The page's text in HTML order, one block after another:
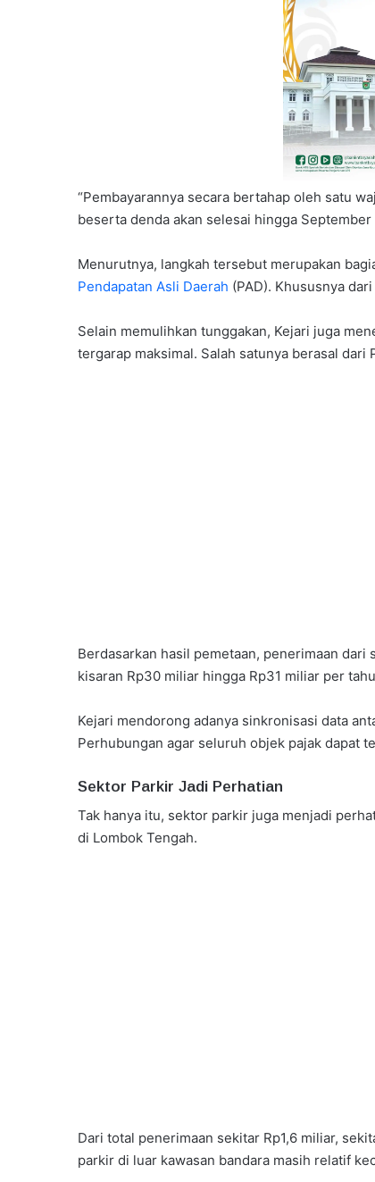
“Pembayarannya secara bertahap oleh satu
beserta denda akan selesai hingga September
Menurutnya, langkah tersebut merupakan
Pendapatan Asli Daerah (PAD). Khususnya
Selain memulihkan tunggakan, Kejari juga
tergarap maksimal. Salah satunya berasal dari
Berdasarkan hasil pemetaan, penerimaan
kisaran Rp30 miliar hingga Rp31 miliar per
Kejari mendorong adanya sinkronisasi data
Perhubungan agar seluruh objek pajak dapat
Sektor Parkir Jadi Perhatian
Tak hanya itu, sektor parkir juga menjadi
di Lombok Tengah.
Dari total penerimaan sekitar Rp1,6 miliar,
parkir di luar kawasan bandara masih relatif